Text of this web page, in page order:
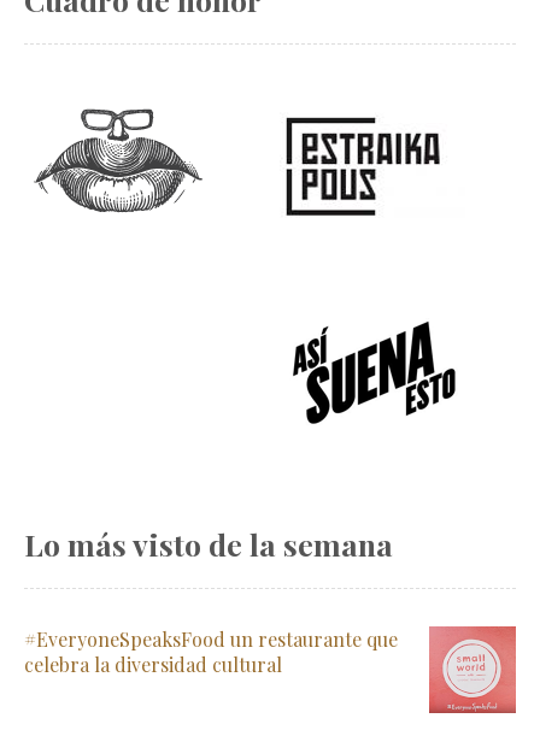
Lo más visto de la semana
#EveryoneSpeaksFood un restaurante que
celebra la diversidad cultural